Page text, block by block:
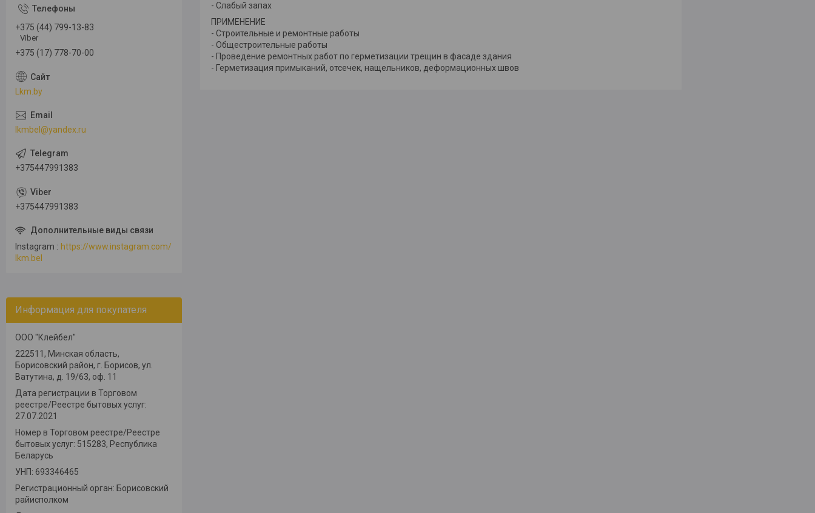
- Слабый запах
ПРИМЕНЕНИЕ
- Строительные и ремонтные работы
- Общестроительные работы
- Проведение ремонтных работ по герметизации трещин в фасаде здания
- Герметизация примыканий, отсечек, нащельников, деформационных швов
+375 (44) 799-13-83
Viber
+375 (17) 778-70-00
Lkm.by
lkmbel@yandex.ru
+375447991383
+375447991383
Instagram
https://www.instagram.com/
lkm.bel
Информация для покупателя
ООО "Клейбел"
222511, Минская область,
Борисовский район, г. Борисов, ул.
Ватутина, д. 19/63, оф. 11
Дата регистрации в Торговом
реестре/Реестре бытовых услуг:
27.07.2021
Номер в Торговом реестре/Реестре
бытовых услуг: 515283, Республика
Беларусь
УНП: 693346465
Регистрационный орган: Борисовский
райисполком